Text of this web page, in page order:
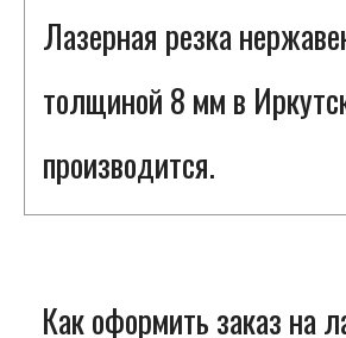
Лазерная резка
толщиной 8 мм в
производится.
Как оформить заказ на